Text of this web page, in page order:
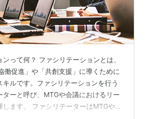
って何？ ファシリテーションとは、
働促進」や「共創支援」に導くために
キルです。ファシリテーションを行う
ターと呼び、MTGや会議におけるリー
します。 ファシリテーターはMTGや会